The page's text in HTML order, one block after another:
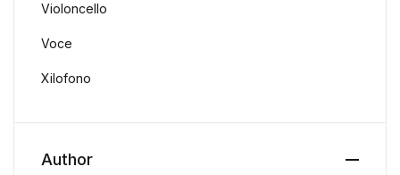
Violoncello
Voce
Xilofono
Author